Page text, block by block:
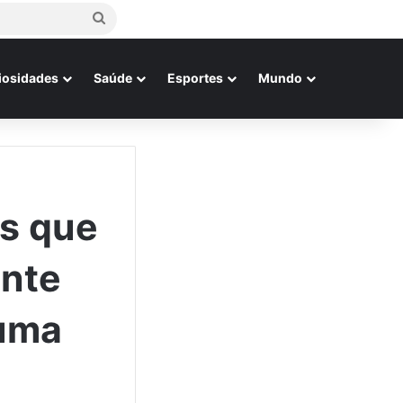
Procurar
Saúde Esportes Mundo
que